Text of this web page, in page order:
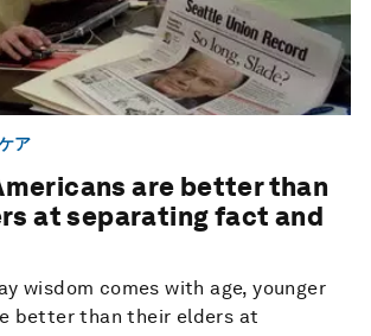
ア
are better than
at separating fact and
wisdom comes with age, younger
better than their elders at